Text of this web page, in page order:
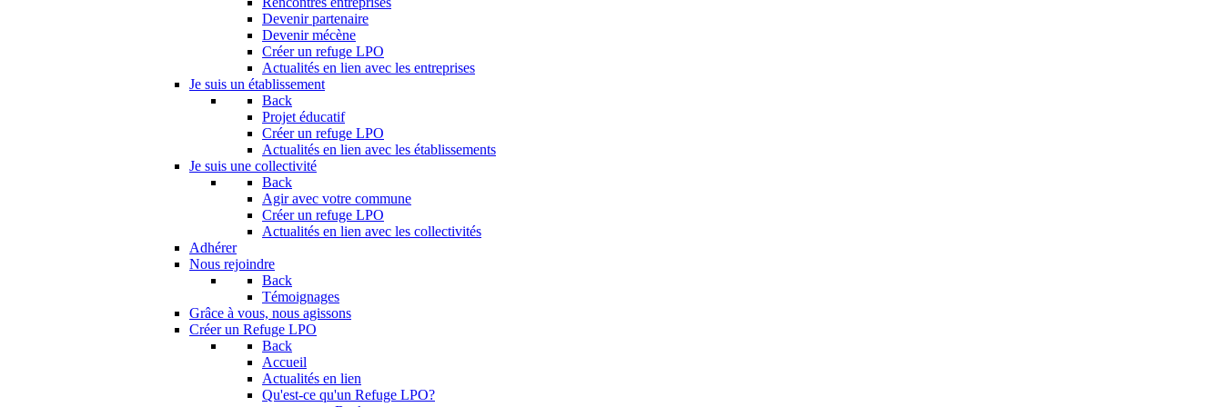
Devenir partenaire
Devenir mécène
Créer un refuge LPO
Actualités en lien avec les entreprises
Je suis un établissement
Back
Projet éducatif
Créer un refuge LPO
Actualités en lien avec les établissements
Je suis une collectivité
Back
Agir avec votre commune
Créer un refuge LPO
Actualités en lien avec les collectivités
Adhérer
Nous rejoindre
Back
Témoignages
Grâce à vous, nous agissons
Créer un Refuge LPO
Back
Accueil
Actualités en lien
Qu'est-ce qu'un Refuge LPO?